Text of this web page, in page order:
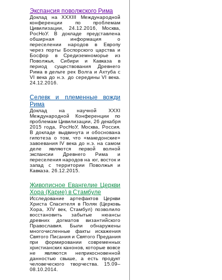
Экспансия поволжского Рима
Доклад на XXXIII Международной
конференции по проблемам
Цивилизации, 24.12.2016, Москва,
РосНоУ. В докладе представлена
обширная информация о
переселении народов в Европу
через порты Боспорского царства и
Босфор в Средиземноморье из
Поволжья, Сибири и Кавказа в
период существования Древнего
Рима в дельте рек Волга и Ахтуба с
VI века до н.э. до середины VI века.
24.12.2016.
Селевк и племенные вожди
Рима
Доклад на научной XXXI
Международной Конференции по
проблемам Цивилизации, 26 декабря
2015 года, РосНоУ, Москва, Россия.
В докладе выдвинута и обоснована
гипотеза о том, что «македонские»
завоевания IV века до н.э. на самом
деле являются первой волной
экспансии Древнего Рима и
переселения народов на юг, восток и
запад с территории Поволжья и
Кавказа. 26.12.2015.
Живописное Евангелие Церкви
Хора (Карие) в Стамбуле
Исследование артефактов Церкви
Христа Спасителя в Полях (Церковь
Хора, XIV век, Стамбул) позволило
восстановить забытые нюансы
древних догматов византийского
Православия. Были обнаружены
многочисленные факты искажения
Святого Писания и Святого Предания
при формировании современных
христианских канонов, которые вовсе
не являются неприкосновенной
данностью свыше, а есть продукт
человеческого творчества. 15.09–
08.10.2014.